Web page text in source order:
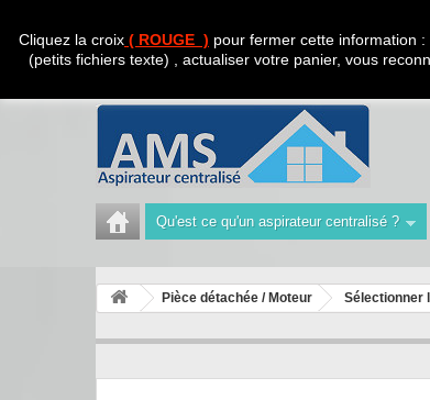
Cliquez la croix ( ROUGE ) pour fermer cette information
(petits fichiers texte) , actualiser votre panier, vous
CADEAU
Appelez-nous au :Tél : 04 42 40 47 93 |
Qu'est ce qu'un aspirateur centralisé ?
Pièce détachée / Moteur Sélectionner